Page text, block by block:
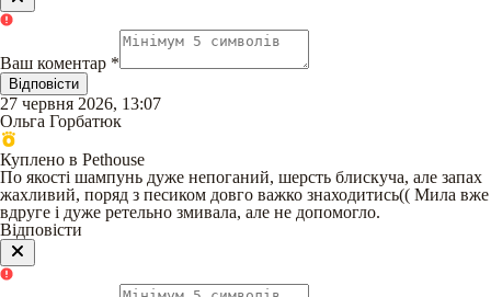
Ваш коментар *
Відповісти
27 червня 2026, 13:07
Ольга Горбатюк
Куплено в Pethouse
По якості шампунь дуже непоганий, шерсть блискуча, але запах
жахливий, поряд з песиком довго важко знаходитись(( Мила вже
вдруге і дуже ретельно змивала, але не допомогло.
Відповісти